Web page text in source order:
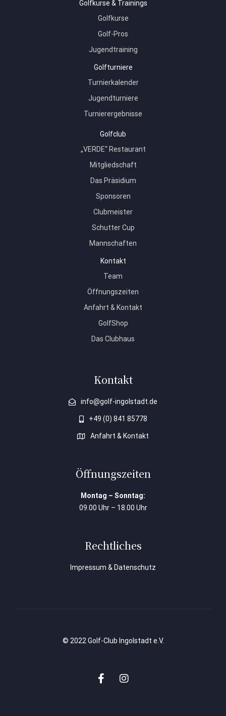
Golfkurse & Trainings
Golfkurse
Golf-Pros
Jugendtraining
Golfturniere
Turnierkalender
Jugendturniere
Turnierergebnisse
Golfclub
„VERDE“ Restaurant
Mitgliedschaft
Das Präsidium
Sponsoren
Clubmeister
Schutter Cup
Mannschaften
Kontakt
Team
Öffnungszeiten
Anfahrt & Kontakt
GolfShop
Das Clubhaus
Kontakt
info@golf-ingolstadt.de
+49 (0) 841 85778
Anfahrt & Kontakt
Öffnungszeiten
Montag – Sonntag:
09.00 Uhr – 18.00 Uhr
Rechtliches
Impressum & Datenschutz
© 2022 Golf-Club Ingolstadt e.V.